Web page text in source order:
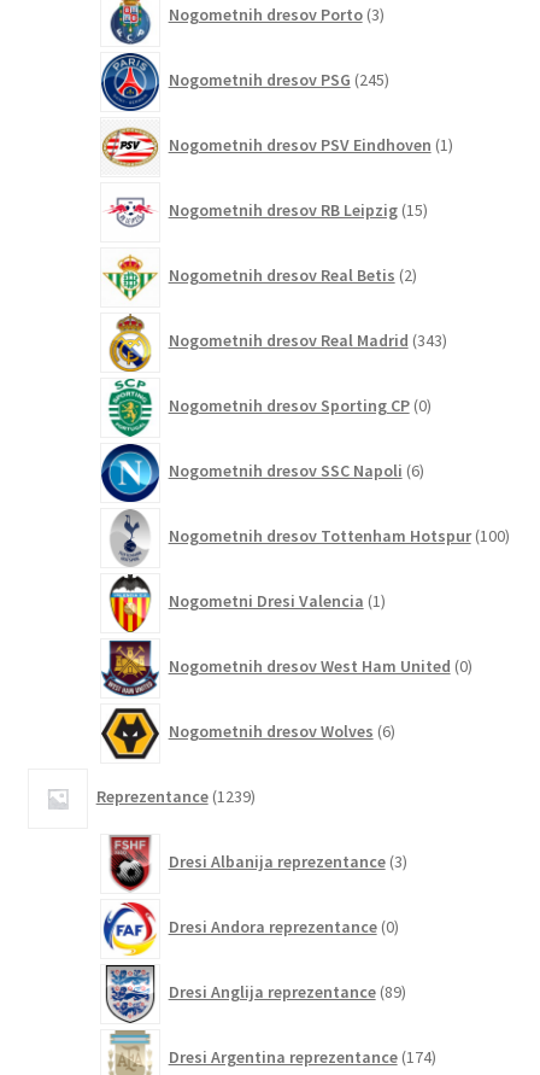
Nogometnih dresov Porto 3izdelki
Nogometnih dresov PSG 245izdelkov
Nogometnih dresov PSV Eindhoven 1izdelek
Nogometnih dresov RB Leipzig 15izdelkov
Nogometnih dresov Real Betis 2izdelka
Nogometnih dresov Real Madrid 343izdelkov
Nogometnih dresov Sporting CP 0izdelkov
Nogometnih dresov SSC Napoli 6izdelkov
Nogometnih dresov Tottenham Hotspur 100
Nogometni Dresi Valencia 1izdelek
Nogometnih dresov West Ham United 0izdelkov
Nogometnih dresov Wolves 6izdelkov
Reprezentance 1239izdelkov
Dresi Albanija reprezentance 3izdelki
Dresi Andora reprezentance 0izdelkov
Dresi Anglija reprezentance 89izdelkov
Dresi Argentina reprezentance 174izdelkov